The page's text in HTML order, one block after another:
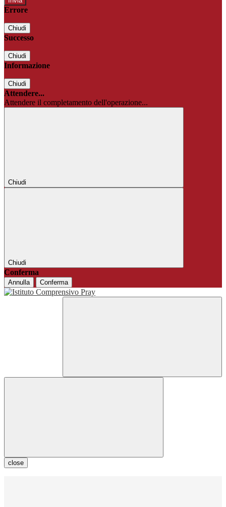
Errore
Chiudi
Successo
Chiudi
Informazione
Chiudi
Attendere...
Attendere il completamento dell'operazione...
Chiudi
Chiudi
Conferma
Annulla Conferma
close